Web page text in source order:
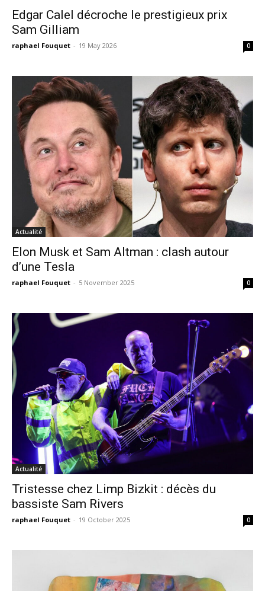
Edgar Calel décroche le prestigieux prix
Sam Gilliam
raphael Fouquet - 19 May 2026 0
Actualité
Elon Musk et Sam Altman : clash autour
d’une Tesla
raphael Fouquet - 5 November 2025 0
Actualité
Tristesse chez Limp Bizkit : décès du
bassiste Sam Rivers
raphael Fouquet - 19 October 2025 0